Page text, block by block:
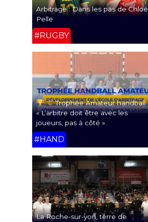
Arbitrage : Dans les pas de Chloé
Pelle
#RUGBY
Trophée Amateur handball
« L’arbitre doit être avec les
joueurs, pas à côté »
#HAND
La Roche-sur-yon, terre de